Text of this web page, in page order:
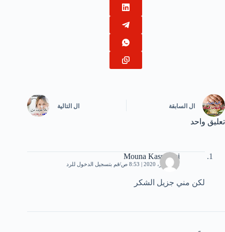
ال السابقة ال التالية
تعليق واحد
Mouna Kassoussi
21 فبراير، 2020 | 8:53 ص قم بتسجيل الدخول للرد
لكن مني جزيل الشكر